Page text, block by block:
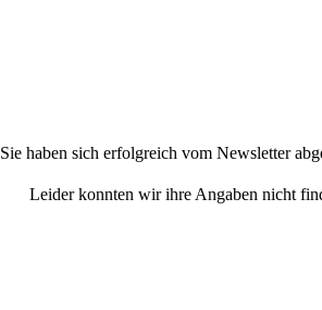
Sie haben sich erfolgreich vom Newsletter
Leider konnten wir ihre Angaben nicht